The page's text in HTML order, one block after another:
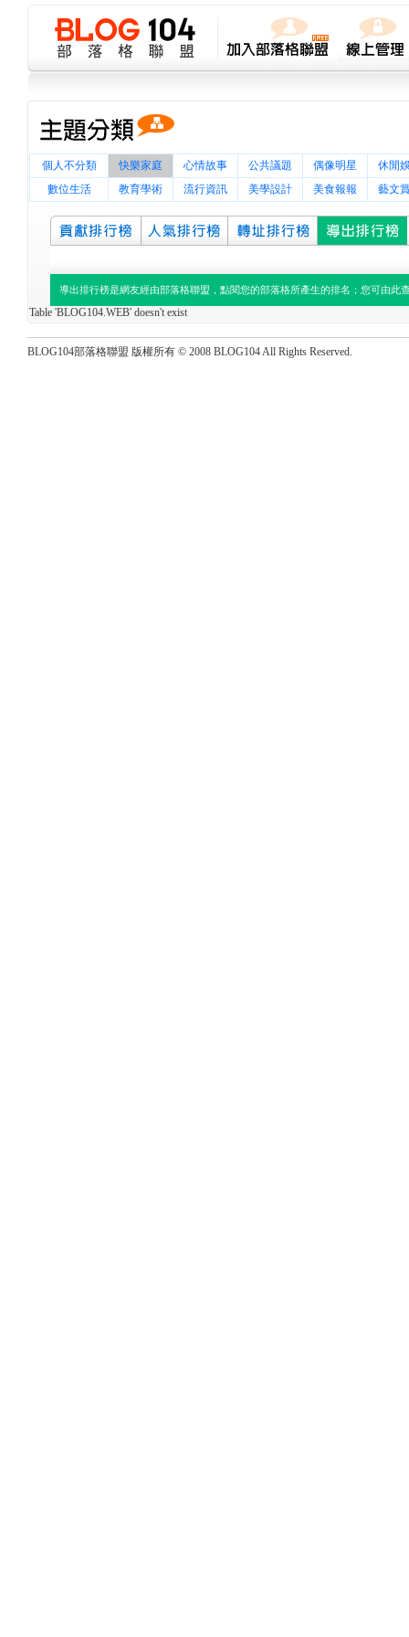
個人不分類 快樂家庭 心情故事 公共議題 偶像明星
休閒
數位生活
教育學術 流行資訊 美學設計 美食報報 藝文
導出排行榜是網友經由部落格聯盟，點閱您的部落格所產生的排名；您可由此
Table 'BLOG104.WEB' doesn't exist
BLOG104部落格聯盟 版權所有 © 2008 BLOG104 All Rights Reserved.